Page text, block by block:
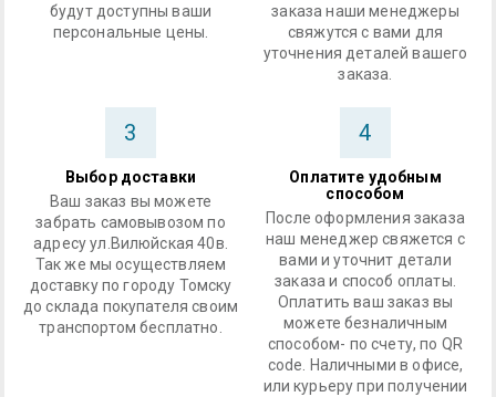
будут доступны ваши
персональные цены.
заказа наши менеджеры
свяжутся с вами для
уточнения деталей вашего
заказа.
3
Выбор доставки
Ваш заказ вы можете
забрать самовывозом по
адресу ул.Вилюйская 40в.
Так же мы осуществляем
доставку по городу Томску
до склада покупателя своим
транспортом бесплатно.
4
Оплатите удобным
способом
После оформления заказа
наш менеджер свяжется с
вами и уточнит детали
заказа и способ оплаты.
Оплатить ваш заказ вы
можете безналичным
способом- по счету, по QR
code. Наличными в офисе,
или курьеру при получении